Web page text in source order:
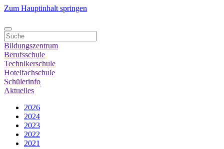
Zum Hauptinhalt springen
Bildungszentrum
Berufsschule
Technikerschule
Hotelfachschule
Schülerinfo
Aktuelles
2026
2024
2023
2022
2021